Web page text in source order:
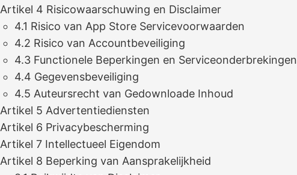
Artikel 4 Risicowaarschuwing en Disclaimer
4.1 Risico van App Store Servicevoorwaarden
4.2 Risico van Accountbeveiliging
4.3 Functionele Beperkingen en Serviceonderbrekingen
4.4 Gegevensbeveiliging
4.5 Auteursrecht van Gedownloade Inhoud
Artikel 5 Advertentiediensten
Artikel 6 Privacybescherming
Artikel 7 Intellectueel Eigendom
Artikel 8 Beperking van Aansprakelijkheid